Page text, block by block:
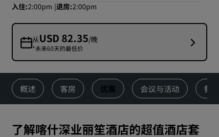
入住 2:00pm 退房 2:00pm
从USD 82.35/晚
*未来60天的最低价
概述 客房 优惠 会议与活动 餐饮
了解喀什深业丽笙酒店的超值酒店套